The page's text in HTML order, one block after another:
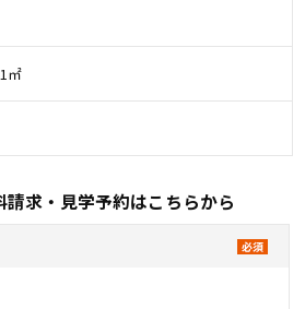
㎡
請求・見学予約はこちらから